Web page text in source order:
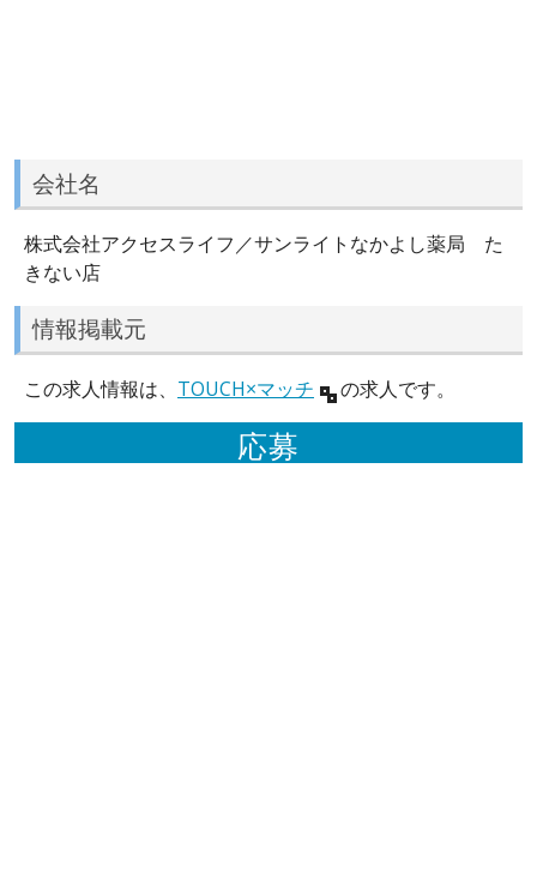
会社名
株式会社アクセスライフ／サンライトなかよし薬局 た
きない店
情報掲載元
この求人情報は、 TOUCH×マッチ の求人です。
応募